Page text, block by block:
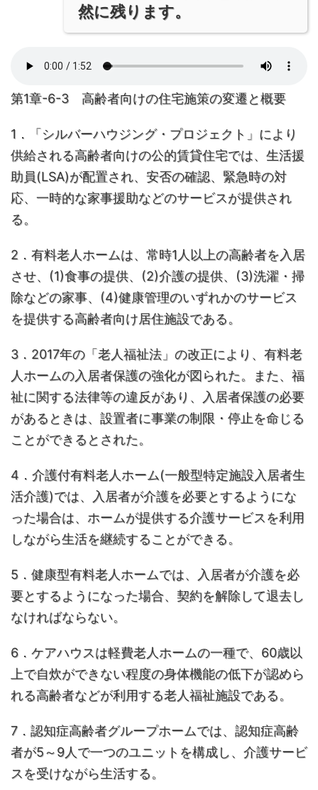
然に残ります。
第1章-6-3 高齢者向けの住宅施策の変遷と概要
1．「シルバーハウジング・プロジェクト」により
供給される高齢者向けの公的賃貸住宅では、生活援
助員(LSA)が配置され、安否の確認、緊急時の対
応、一時的な家事援助などのサービスが提供され
る。
2．有料老人ホームは、常時1人以上の高齢者を入居
させ、(1)食事の提供、(2)介護の提供、(3)洗濯・掃
除などの家事、(4)健康管理のいずれかのサービス
を提供する高齢者向け居住施設である。
3．2017年の「老人福祉法」の改正により、有料老
人ホームの入居者保護の強化が図られた。また、福
祉に関する法律等の違反があり、入居者保護の必要
があるときは、設置者に事業の制限・停止を命じる
ことができるとされた。
4．介護付有料老人ホーム(一般型特定施設入居者生
活介護)では、入居者が介護を必要とするようにな
った場合は、ホームが提供する介護サービスを利用
しながら生活を継続することができる。
5．健康型有料老人ホームでは、入居者が介護を必
要とするようになった場合、契約を解除して退去し
なければならない。
6．ケアハウスは軽費老人ホームの一種で、60歳以
上で自炊ができない程度の身体機能の低下が認めら
れる高齢者などが利用する老人福祉施設である。
7．認知症高齢者グループホームでは、認知症高齢
者が5～9人で一つのユニットを構成し、介護サービ
スを受けながら生活する。